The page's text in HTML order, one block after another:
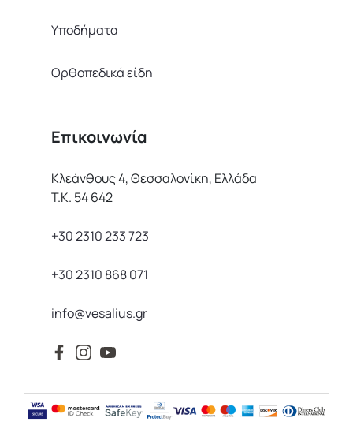
Υποδήματα
Ορθοπεδικά είδη
Επικοινωνία
Κλεάνθους 4, Θεσσαλονίκη, Ελλάδα
Τ.Κ. 54 642
+30 2310 233 723
+30 2310 868 071
info@vesalius.gr